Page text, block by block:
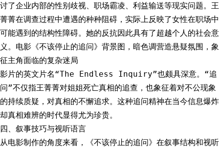
讨了企业内部的性别歧视、职场霸凌、利益输送等现实问题。王
菁菁在调查过程中遭遇的种种阻碍，实际上反映了女性在职场中
可能遇到的结构性障碍。她的反抗因此具有了超越个人的社会意
义。电影《不该停止的追问》背景图，暗色调营造悬疑氛围，象
征主角面临的复杂迷局
影片的英文片名“The Endless Inquiry”也颇具深意。“追
问”不仅指王菁菁对姐姐死亡真相的追查，也象征着对不公现象
的持续质疑，对真相的不懈追求。这种追问精神在当今信息爆炸
却真相难辨的时代显得尤为珍贵。
四、叙事技巧与视听语言
从电影制作的角度来看，《不该停止的追问》在叙事结构和视听